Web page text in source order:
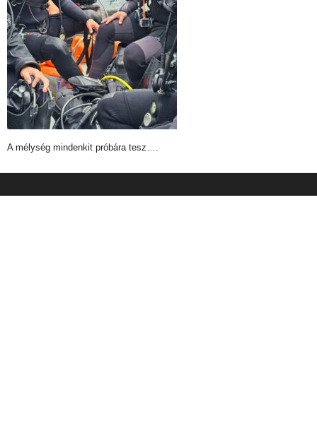
A mélység mindenkit próbára tesz….